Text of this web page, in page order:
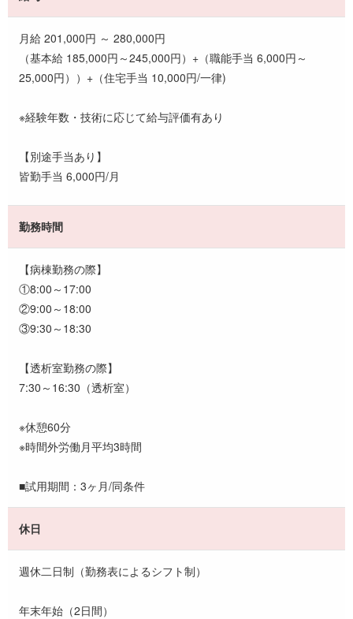
月給 201,000円 ～ 280,000円
（基本給 185,000円～245,000円）+（職能手当 6,000円～
25,000円））+（住宅手当 10,000円/一律)
※経験年数・技術に応じて給与評価有あり
【別途手当あり】
皆勤手当 6,000円/月
勤務時間
【病棟勤務の際】
①8:00～17:00
②9:00～18:00
③9:30～18:30
【透析室勤務の際】
7:30～16:30（透析室）
※休憩60分
※時間外労働月平均3時間
■試用期間：3ヶ月/同条件
休日
週休二日制（勤務表によるシフト制）
年末年始（2日間）